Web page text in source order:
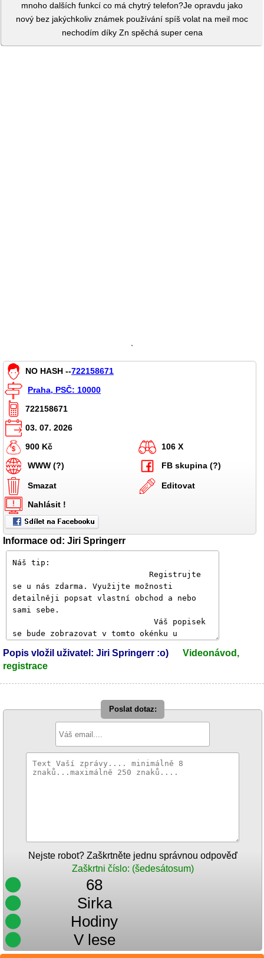
mnoho dalších funkcí co má chytrý telefon?Je opravdu jako
nový bez jakýchkoliv známek používání spíš volat na meil moc
nechodím díky Zn spěchá super cena
`
NO HASH --722158671
Praha, PSČ: 10000
722158671
03. 07. 2026
900 Kč
106 X
WWW (?)
FB skupina (?)
Smazat
Editovat
Nahlásit !
Informace od: Jiri Springerr
Popis vložil uživatel: Jiri Springerr :o)
Videonávod,
registrace
Poslat dotaz:
Nejste robot? Zaškrtněte jednu správnou odpověď
Zaškrtni číslo: (šedesátosum)
68
Sirka
Hodiny
V lese